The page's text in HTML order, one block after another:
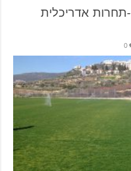
מכרז פומבי מס 01/2022-תחרות אדריכלית
0